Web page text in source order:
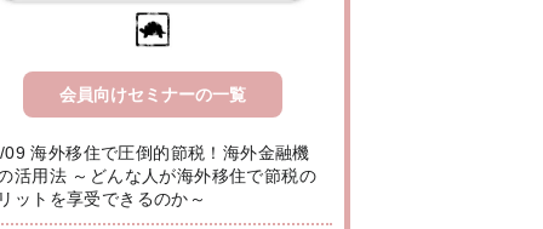
会員向けセミナーの一覧
09 海外移住で圧倒的節税！海外金融機
活用法 ～どんな人が海外移住で節税の
ットを享受できるのか～